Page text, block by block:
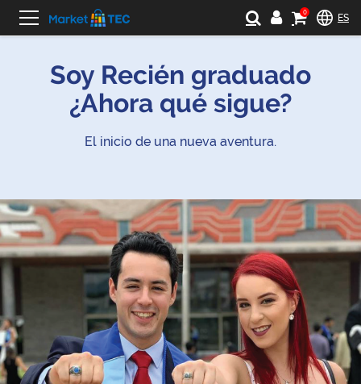
0 ES
Soy Recién graduado
¿Ahora qué sigue?
El inicio de una nueva aventura.